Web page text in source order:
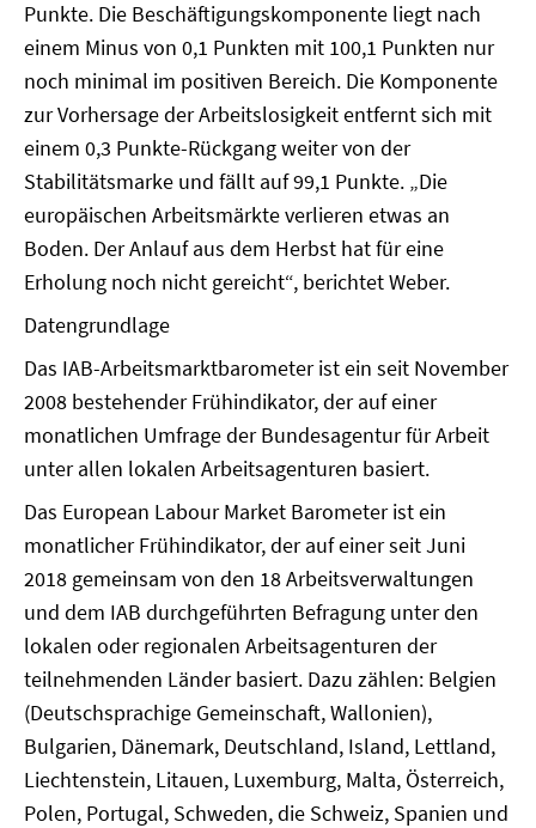
Punkte. Die Beschäftigungskomponente liegt nach
einem Minus von 0,1 Punkten mit 100,1 Punkten nur
noch minimal im positiven Bereich. Die Komponente
zur Vorhersage der Arbeitslosigkeit entfernt sich mit
einem 0,3 Punkte-Rückgang weiter von der
Stabilitätsmarke und fällt auf 99,1 Punkte. „Die
europäischen Arbeitsmärkte verlieren etwas an
Boden. Der Anlauf aus dem Herbst hat für eine
Erholung noch nicht gereicht“, berichtet Weber.
Datengrundlage
Das IAB-Arbeitsmarktbarometer ist ein seit November
2008 bestehender Frühindikator, der auf einer
monatlichen Umfrage der Bundesagentur für Arbeit
unter allen lokalen Arbeitsagenturen basiert.
Das European Labour Market Barometer ist ein
monatlicher Frühindikator, der auf einer seit Juni
2018 gemeinsam von den 18 Arbeitsverwaltungen
und dem IAB durchgeführten Befragung unter den
lokalen oder regionalen Arbeitsagenturen der
teilnehmenden Länder basiert. Dazu zählen: Belgien
(Deutschsprachige Gemeinschaft, Wallonien),
Bulgarien, Dänemark, Deutschland, Island, Lettland,
Liechtenstein, Litauen, Luxemburg, Malta, Österreich,
Polen, Portugal, Schweden, die Schweiz, Spanien und